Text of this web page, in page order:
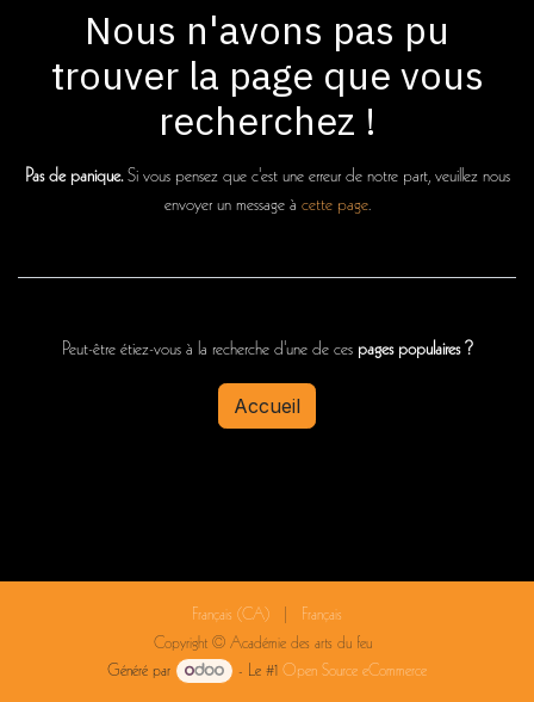
Erreur 404
Nous n'avons pas pu
trouver la page que vous
recherchez !
Pas de panique.Si vous pensez que c'est une erreur de notre part, veuillez nous
envoyer un message à cette page.
Peut-être étiez-vous à la recherche d'une de ces pages populaires ?
Accueil
Copyright © Académie des arts du feu
Français (CA) Français
Généré par - Le #1 Open Source eCommerce